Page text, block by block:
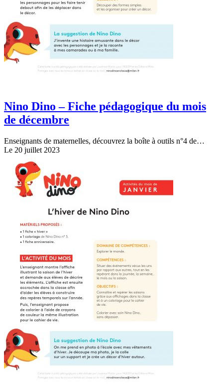
Nino Dino – Fiche pédagogique du mois
de décembre
Enseignants de maternelles, découvrez la boîte à outils n°4 de…
Le 20 juillet 2023